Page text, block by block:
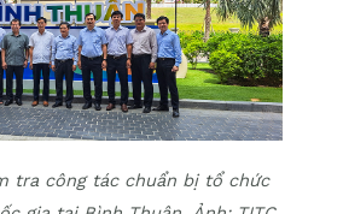
tra công tác chuẩn bị tổ chức